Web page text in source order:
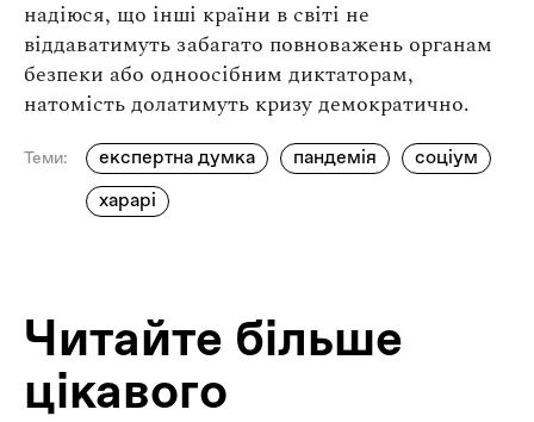
надіюся, що інші країни в світі не
віддаватимуть забагато повноважень органам
безпеки або одноосібним диктаторам,
натомість долатимуть кризу демократично.
Теми: експертна думка пандемія
соціум
харарі
Читайте більше
цікавого